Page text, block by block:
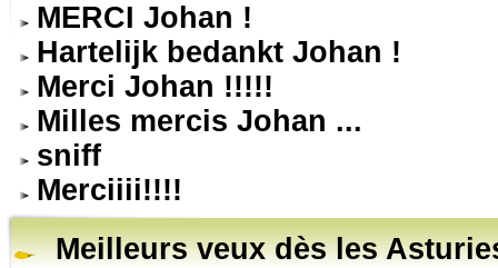
MERCI Johan !
Hartelijk bedankt Johan !
Merci Johan !!!!!
Milles mercis Johan ...
sniff
Merciiii!!!!
Meilleurs veux dès les